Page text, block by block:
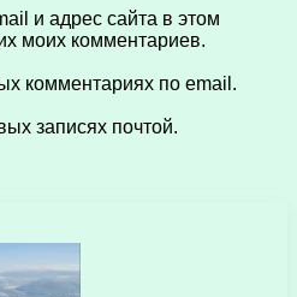
и адрес сайта в этом
моих комментариев.
комментариях по email.
записях почтой.